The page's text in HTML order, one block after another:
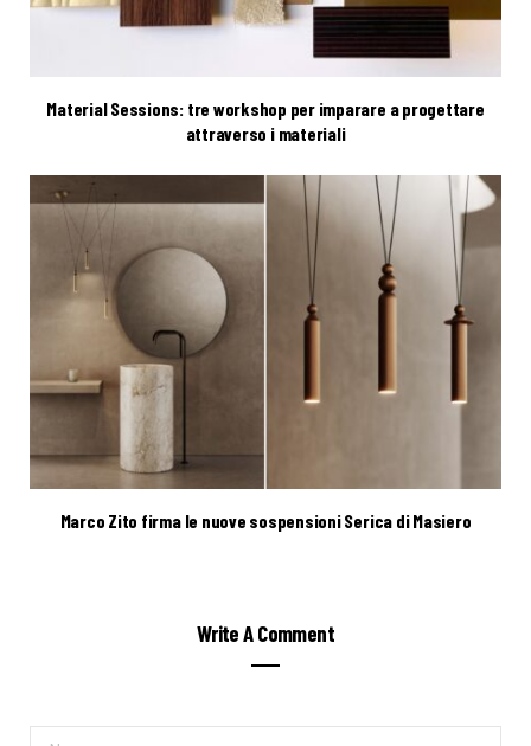
Material Sessions: tre workshop per imparare a progettare
attraverso i materiali
Marco Zito firma le nuove sospensioni Serica di Masiero
Write A Comment